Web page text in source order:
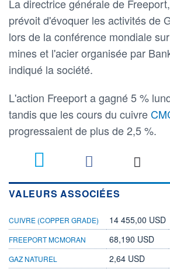
La directrice générale de
prévoit d'évoquer les activités de
lors de la conférence mondiale
mines et l'acier organisée par
indiqué la société.
L'action Freeport a gagné 5 %
tandis que les cours du cuivre
progressaient de plus de 2,5 %.
VALEURS ASSOCIÉES
CUIVRE (COPPER GRADE) 14 455,00 USD
FREEPORT MCMORAN 68,190 USD
GAZ NATUREL 2,64 USD